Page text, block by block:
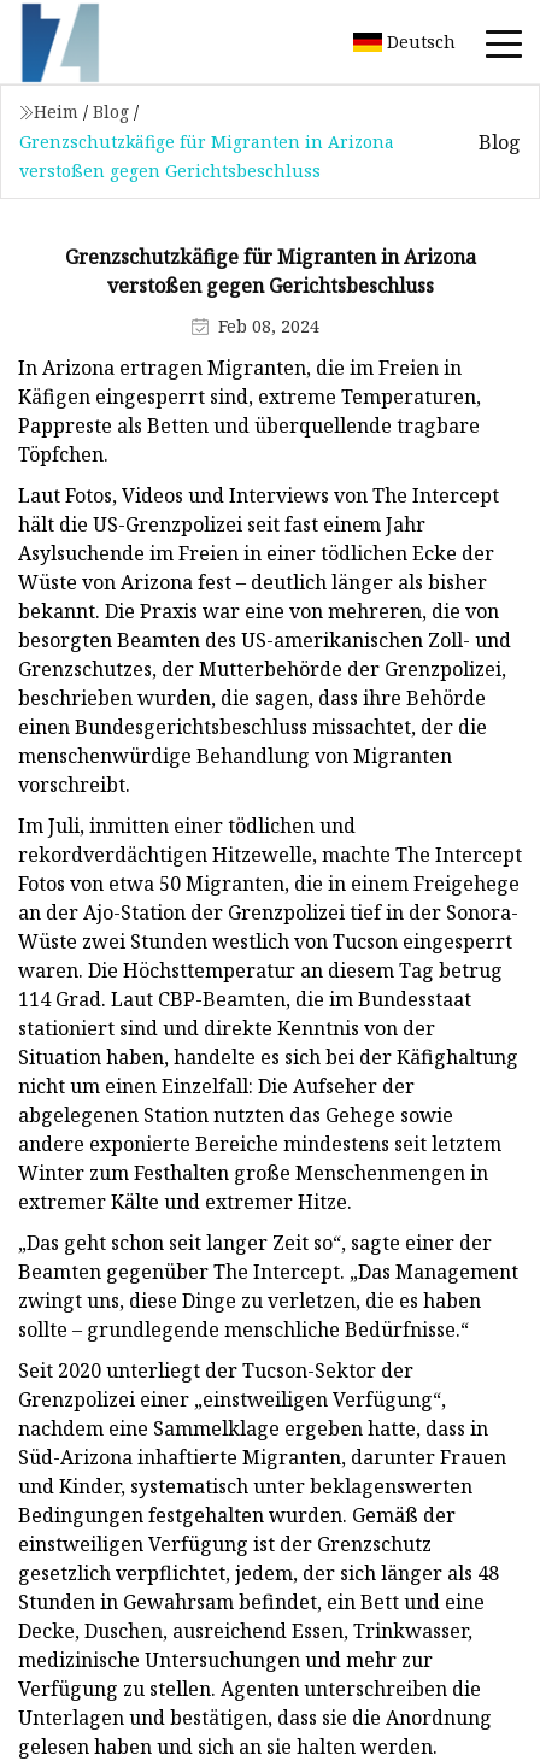
Deutsch
Heim / Blog /
Grenzschutzkäfige für Migranten in Arizona
verstoßen gegen Gerichtsbeschluss
Blog
Grenzschutzkäfige für Migranten in Arizona
verstoßen gegen Gerichtsbeschluss
Feb 08, 2024
In Arizona ertragen Migranten, die im Freien in
Käfigen eingesperrt sind, extreme Temperaturen,
Pappreste als Betten und überquellende tragbare
Töpfchen.
Laut Fotos, Videos und Interviews von The Intercept
hält die US-Grenzpolizei seit fast einem Jahr
Asylsuchende im Freien in einer tödlichen Ecke der
Wüste von Arizona fest – deutlich länger als bisher
bekannt. Die Praxis war eine von mehreren, die von
besorgten Beamten des US-amerikanischen Zoll- und
Grenzschutzes, der Mutterbehörde der Grenzpolizei,
beschrieben wurden, die sagen, dass ihre Behörde
einen Bundesgerichtsbeschluss missachtet, der die
menschenwürdige Behandlung von Migranten
vorschreibt.
Im Juli, inmitten einer tödlichen und
rekordverdächtigen Hitzewelle, machte The Intercept
Fotos von etwa 50 Migranten, die in einem Freigehege
an der Ajo-Station der Grenzpolizei tief in der Sonora-
Wüste zwei Stunden westlich von Tucson eingesperrt
waren. Die Höchsttemperatur an diesem Tag betrug
114 Grad. Laut CBP-Beamten, die im Bundesstaat
stationiert sind und direkte Kenntnis von der
Situation haben, handelte es sich bei der Käfighaltung
nicht um einen Einzelfall: Die Aufseher der
abgelegenen Station nutzten das Gehege sowie
andere exponierte Bereiche mindestens seit letztem
Winter zum Festhalten große Menschenmengen in
extremer Kälte und extremer Hitze.
„Das geht schon seit langer Zeit so“, sagte einer der
Beamten gegenüber The Intercept. „Das Management
zwingt uns, diese Dinge zu verletzen, die es haben
sollte – grundlegende menschliche Bedürfnisse.“
Seit 2020 unterliegt der Tucson-Sektor der
Grenzpolizei einer „einstweiligen Verfügung“,
nachdem eine Sammelklage ergeben hatte, dass in
Süd-Arizona inhaftierte Migranten, darunter Frauen
und Kinder, systematisch unter beklagenswerten
Bedingungen festgehalten wurden. Gemäß der
einstweiligen Verfügung ist der Grenzschutz
gesetzlich verpflichtet, jedem, der sich länger als 48
Stunden in Gewahrsam befindet, ein Bett und eine
Decke, Duschen, ausreichend Essen, Trinkwasser,
medizinische Untersuchungen und mehr zur
Verfügung zu stellen. Agenten unterschreiben die
Unterlagen und bestätigen, dass sie die Anordnung
gelesen haben und sich an sie halten werden.